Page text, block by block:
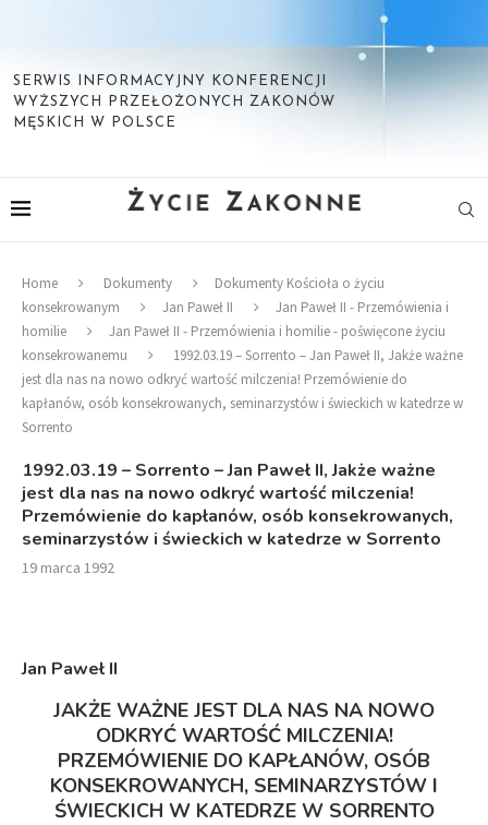
SERWIS INFORMACYJNY KONFERENCJI
WYŻSZYCH PRZEŁOŻONYCH ZAKONÓW
MĘSKICH W POLSCE
Home Dokumenty
Dokumenty Kościoła o życiu
konsekrowanym
Jan Paweł II
Jan Paweł II - Przemówienia i
homilie
Jan Paweł II - Przemówienia i homilie - poświęcone życiu
konsekrowanemu
1992.03.19 – Sorrento – Jan Paweł II, Jakże ważne
jest dla nas na nowo odkryć wartość milczenia! Przemówienie do
kapłanów, osób konsekrowanych, seminarzystów i świeckich w katedrze w
Sorrento
1992.03.19 – Sorrento – Jan Paweł II, Jakże ważne
jest dla nas na nowo odkryć wartość milczenia!
Przemówienie do kapłanów, osób konsekrowanych,
seminarzystów i świeckich w katedrze w Sorrento
19 marca 1992
Jan Paweł II
JAKŻE WAŻNE JEST DLA NAS NA NOWO
ODKRYĆ WARTOŚĆ MILCZENIA!
PRZEMÓWIENIE DO KAPŁANÓW, OSÓB
KONSEKROWANYCH, SEMINARZYSTÓW I
ŚWIECKICH W KATEDRZE W SORRENTO